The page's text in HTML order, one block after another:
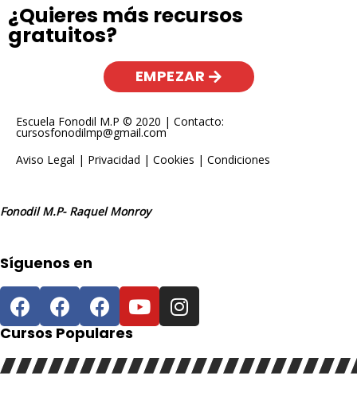
¿Quieres más recursos
gratuitos?
EMPEZAR
Escuela Fonodil M.P © 2020 | Contacto:
cursosfonodilmp@gmail.com
Aviso Legal | Privacidad | Cookies | Condiciones
Fonodil M.P- Raquel Monroy
Síguenos en
Cursos Populares